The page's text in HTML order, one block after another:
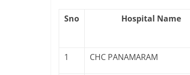
Sno Hospital Name
1 CHC PANAMARAM